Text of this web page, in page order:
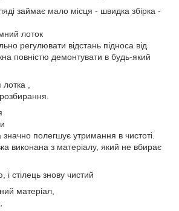
займає мало місця - швидка збірка -
лоток
регулювати відстань підноса від
повністю демонтувати в будь-який
,
полегшує утримання в чистоті.
виконана з матеріалу, який не вбирає
і стілець знову чистий
матеріал,